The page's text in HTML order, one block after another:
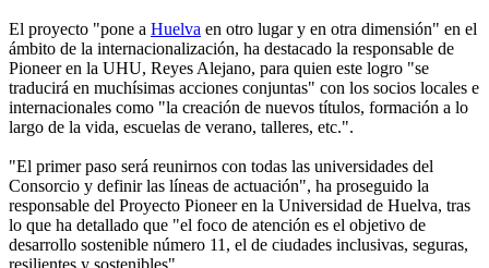
El proyecto "pone a Huelva en otro lugar y en otra dimensión" en el
ámbito de la internacionalización, ha destacado la responsable de
Pioneer en la UHU, Reyes Alejano, para quien este logro "se
traducirá en muchísimas acciones conjuntas" con los socios locales e
internacionales como "la creación de nuevos títulos, formación a lo
largo de la vida, escuelas de verano, talleres, etc.".
"El primer paso será reunirnos con todas las universidades del
Consorcio y definir las líneas de actuación", ha proseguido la
responsable del Proyecto Pioneer en la Universidad de Huelva, tras
lo que ha detallado que "el foco de atención es el objetivo de
desarrollo sostenible número 11, el de ciudades inclusivas, seguras,
resilientes y sostenibles".